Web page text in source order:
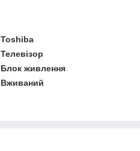
Toshiba
Телевізор
Блок живлення
Вживаний